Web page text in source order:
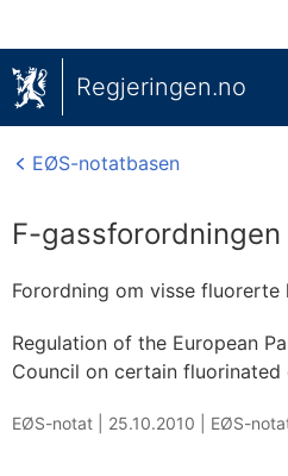
Regjeringen.no
EØS-notatbasen
F-gassforordningen
Forordning om visse fluorerte
Regulation of the European
Council on certain fluorinated
EØS-notat | 25.10.2010 EØS-